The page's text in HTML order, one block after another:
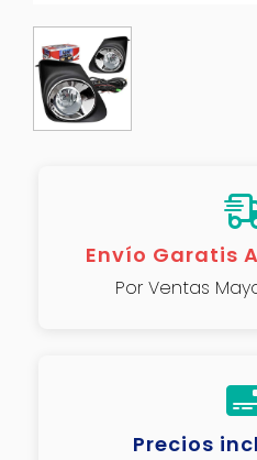
Envío Garatis
Por Ventas
Precios